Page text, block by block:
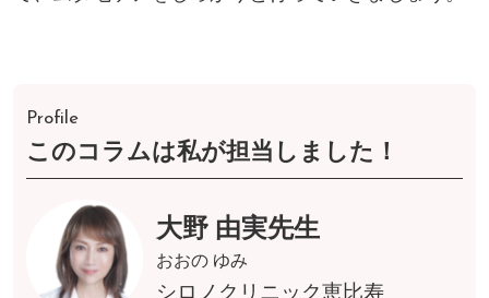
Profile
このコラムは私が担当しました！
大野 由実先生
おおの ゆみ
シロノクリニック恵比寿